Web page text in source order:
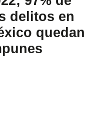
delitos en
quedan